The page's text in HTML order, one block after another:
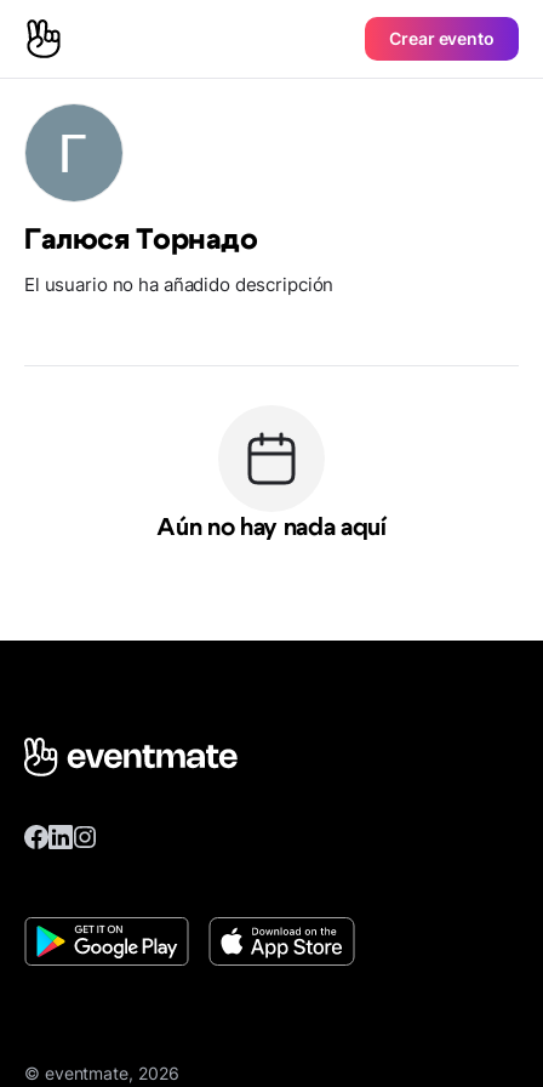
Crear evento
Галюся Торнадо
El usuario no ha añadido descripción
Aún no hay nada aquí
© eventmate, 2026